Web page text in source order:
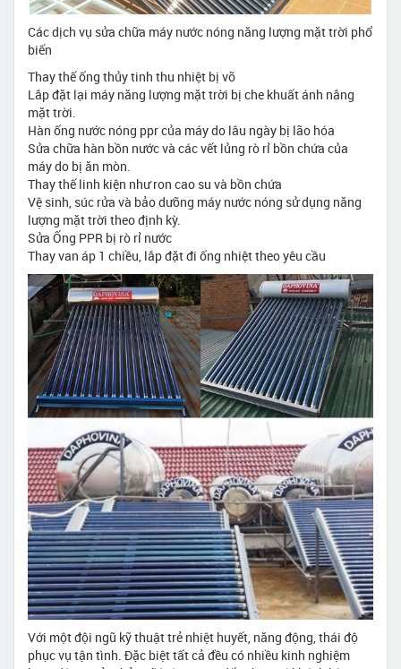
Các dịch vụ sửa chữa máy nước nóng năng lượng mặt trời phổ
biến
Thay thế ống thủy tinh thu nhiệt bị vỡ
Lắp đặt lại máy năng lượng mặt trời bị che khuất ánh nắng
mặt trời.
Hàn ống nước nóng ppr của máy do lâu ngày bị lão hóa
Sửa chữa hàn bồn nước và các vết lủng rò rỉ bồn chứa của
máy do bị ăn mòn.
Thay thế linh kiện như ron cao su và bồn chứa
Vệ sinh, súc rửa và bảo dưỡng máy nước nóng sử dụng năng
lượng mặt trời theo định kỳ.
Sửa Ống PPR bị rò rỉ nước
Thay van áp 1 chiều, lắp đặt đi ống nhiệt theo yêu cầu
Với một đội ngũ kỹ thuật trẻ nhiệt huyết, năng động, thái độ
phục vụ tận tình. Đặc biệt tất cả đều có nhiều kinh nghiệm